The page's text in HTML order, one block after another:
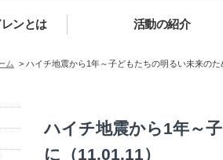
ンとは 活動の紹介
ム > ハイチ地震から1年～子どもたちの明るい未来の
ハイチ地震から1年～
に（11.01.11）